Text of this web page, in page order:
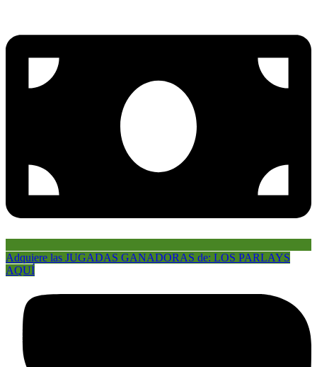
Adquiere las JUGADAS GANADORAS de: LOS PARLAYS
AQUÍ